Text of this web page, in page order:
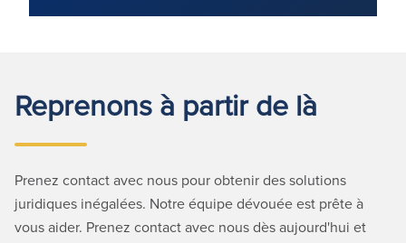
Reprenons à partir de là
Prenez contact avec nous pour obtenir des solutions
juridiques inégalées. Notre équipe dévouée est prête à
vous aider. Prenez contact avec nous dès aujourd'hui et